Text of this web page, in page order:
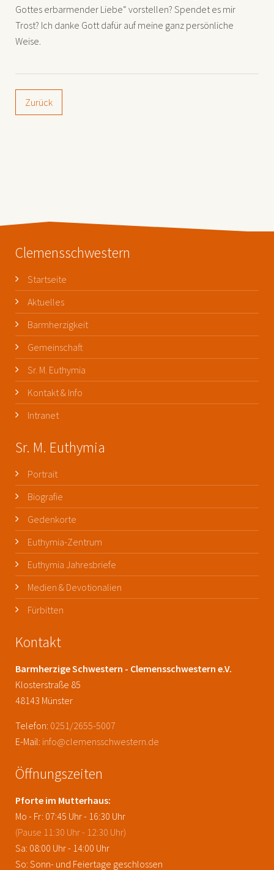
Gottes erbarmender Liebe“ vorstellen? Spendet es mir
Trost? Ich danke Gott dafür auf meine ganz persönliche
Weise.
Zurück
Clemensschwestern
Startseite
Aktuelles
Barmherzigkeit
Gemeinschaft
Sr. M. Euthymia
Kontakt & Info
Intranet
Sr. M. Euthymia
Portrait
Biografie
Gedenkorte
Euthymia-Zentrum
Euthymia Jahresbriefe
Medien & Devotionalien
Fürbitten
Kontakt
Barmherzige Schwestern - Clemensschwestern e.V.
Klosterstraße 85
48143 Münster
Telefon: 0251/2655-5007
E-Mail: info@clemensschwestern.de
Öffnungszeiten
Pforte im Mutterhaus:
Mo - Fr: 07:45 Uhr - 16:30 Uhr
(Pause 11:30 Uhr - 12:30 Uhr)
Sa: 08:00 Uhr - 14:00 Uhr
So: Sonn- und Feiertage geschlossen